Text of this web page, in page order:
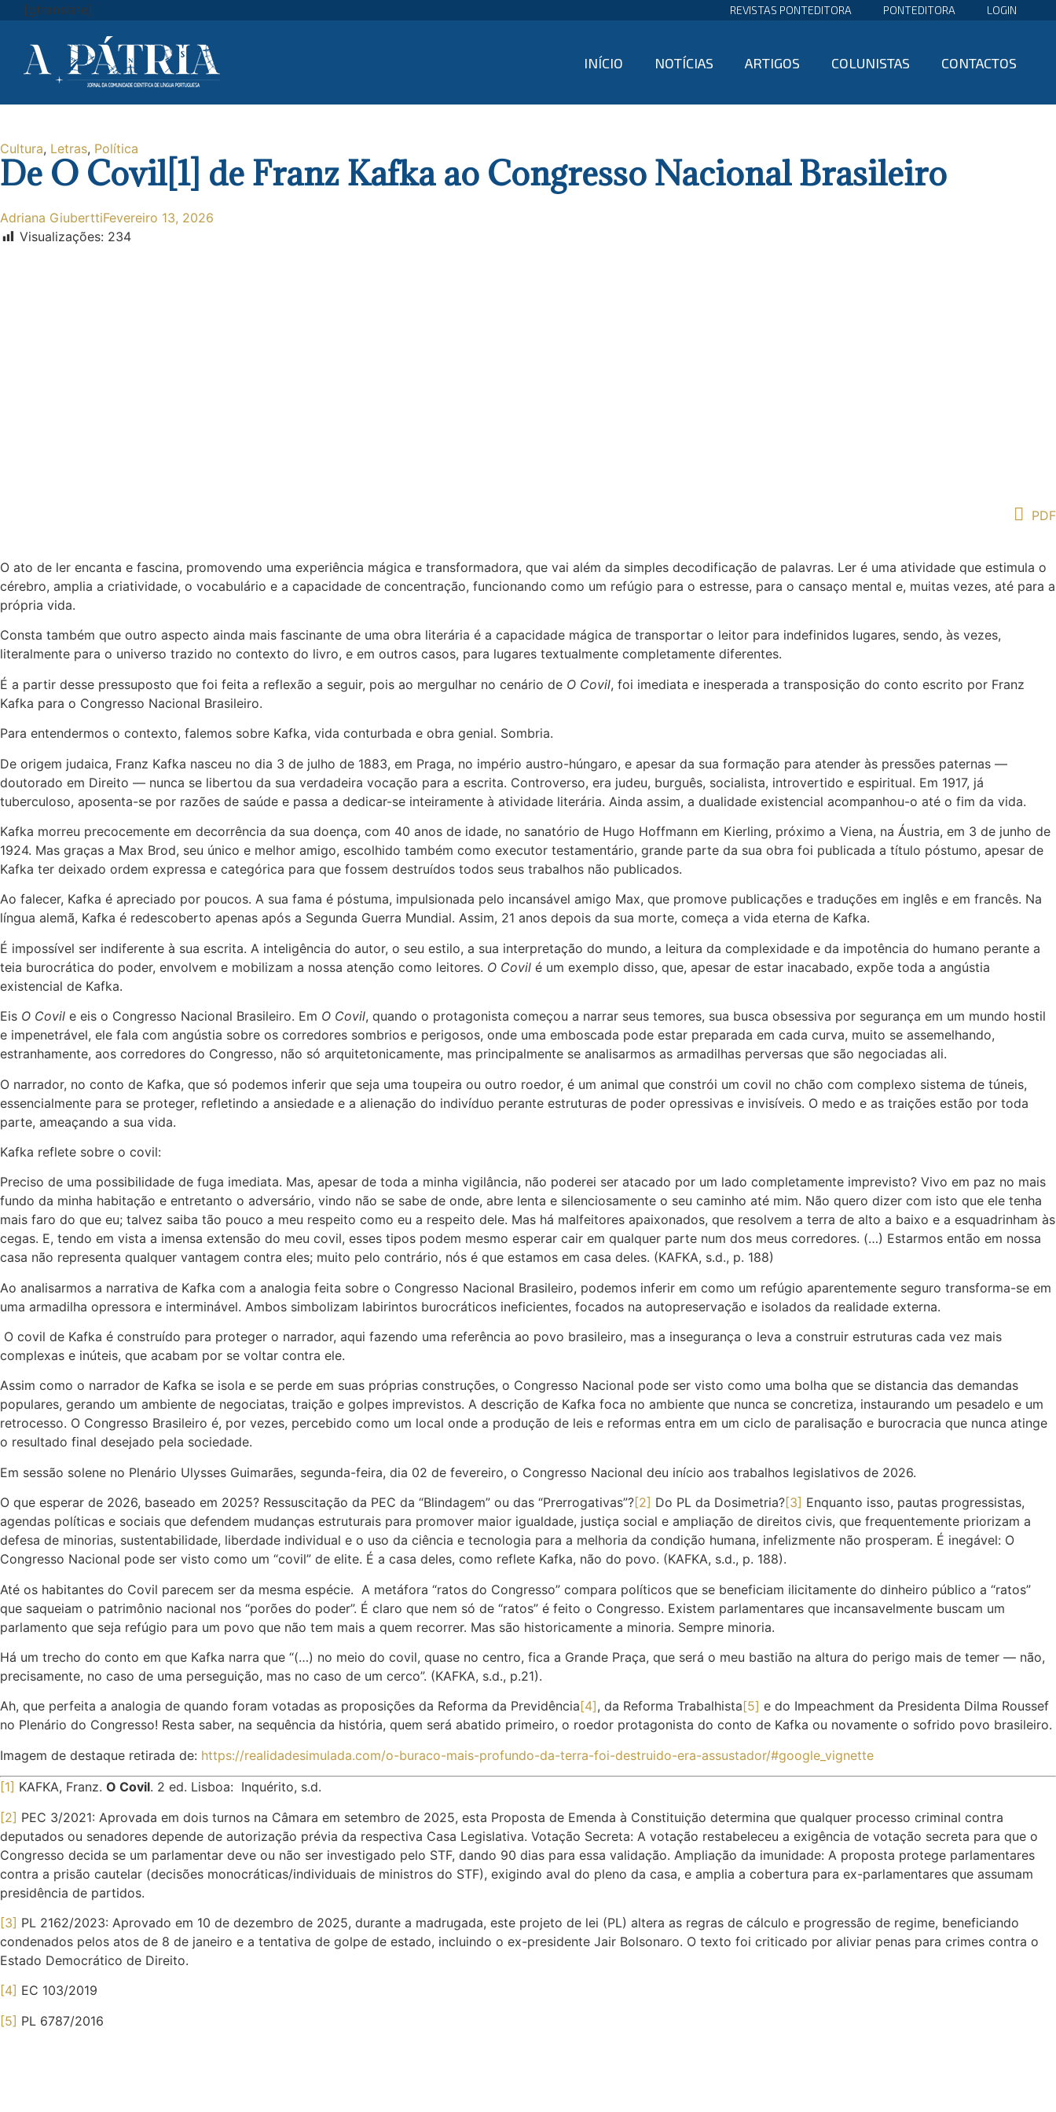
[gtranslate] REVISTAS PONTEDITORA PONTEDITORA LOGIN
INÍCIO NOTÍCIAS ARTIGOS COLUNISTAS CONTACTOS
Cultura, Letras, Política
De O Covil[1] de Franz Kafka ao Congresso Nacional Brasileiro
Adriana GiuberttiFevereiro 13, 2026
Visualizações: 234
PDF
O ato de ler encanta e fascina, promovendo uma experiência mágica e transformadora, que vai além da simples decodificação de palavras. Ler é uma atividade que estimula o
cérebro, amplia a criatividade, o vocabulário e a capacidade de concentração, funcionando como um refúgio para o estresse, para o cansaço mental e, muitas vezes, até para a
própria vida.
Consta também que outro aspecto ainda mais fascinante de uma obra literária é a capacidade mágica de transportar o leitor para indefinidos lugares, sendo, às vezes,
literalmente para o universo trazido no contexto do livro, e em outros casos, para lugares textualmente completamente diferentes.
É a partir desse pressuposto que foi feita a reflexão a seguir, pois ao mergulhar no cenário de O Covil, foi imediata e inesperada a transposição do conto escrito por Franz
Kafka para o Congresso Nacional Brasileiro.
Para entendermos o contexto, falemos sobre Kafka, vida conturbada e obra genial. Sombria.
De origem judaica, Franz Kafka nasceu no dia 3 de julho de 1883, em Praga, no império austro-húngaro, e apesar da sua formação para atender às pressões paternas —
doutorado em Direito — nunca se libertou da sua verdadeira vocação para a escrita. Controverso, era judeu, burguês, socialista, introvertido e espiritual. Em 1917, já
tuberculoso, aposenta-se por razões de saúde e passa a dedicar-se inteiramente à atividade literária. Ainda assim, a dualidade existencial acompanhou-o até o fim da vida.
Kafka morreu precocemente em decorrência da sua doença, com 40 anos de idade, no sanatório de Hugo Hoffmann em Kierling, próximo a Viena, na Áustria, em 3 de junho de
1924. Mas graças a Max Brod, seu único e melhor amigo, escolhido também como executor testamentário, grande parte da sua obra foi publicada a título póstumo, apesar de
Kafka ter deixado ordem expressa e categórica para que fossem destruídos todos seus trabalhos não publicados.
Ao falecer, Kafka é apreciado por poucos. A sua fama é póstuma, impulsionada pelo incansável amigo Max, que promove publicações e traduções em inglês e em francês. Na
língua alemã, Kafka é redescoberto apenas após a Segunda Guerra Mundial. Assim, 21 anos depois da sua morte, começa a vida eterna de Kafka.
É impossível ser indiferente à sua escrita. A inteligência do autor, o seu estilo, a sua interpretação do mundo, a leitura da complexidade e da impotência do humano perante a
teia burocrática do poder, envolvem e mobilizam a nossa atenção como leitores. O Covil é um exemplo disso, que, apesar de estar inacabado, expõe toda a angústia
existencial de Kafka.
Eis O Covil e eis o Congresso Nacional Brasileiro. Em O Covil, quando o protagonista começou a narrar seus temores, sua busca obsessiva por segurança em um mundo hostil
e impenetrável, ele fala com angústia sobre os corredores sombrios e perigosos, onde uma emboscada pode estar preparada em cada curva, muito se assemelhando,
estranhamente, aos corredores do Congresso, não só arquitetonicamente, mas principalmente se analisarmos as armadilhas perversas que são negociadas ali.
O narrador, no conto de Kafka, que só podemos inferir que seja uma toupeira ou outro roedor, é um animal que constrói um covil no chão com complexo sistema de túneis,
essencialmente para se proteger, refletindo a ansiedade e a alienação do indivíduo perante estruturas de poder opressivas e invisíveis. O medo e as traições estão por toda
parte, ameaçando a sua vida.
Kafka reflete sobre o covil:
Preciso de uma possibilidade de fuga imediata. Mas, apesar de toda a minha vigilância, não poderei ser atacado por um lado completamente imprevisto? Vivo em paz no mais
fundo da minha habitação e entretanto o adversário, vindo não se sabe de onde, abre lenta e silenciosamente o seu caminho até mim. Não quero dizer com isto que ele tenha
mais faro do que eu; talvez saiba tão pouco a meu respeito como eu a respeito dele. Mas há malfeitores apaixonados, que resolvem a terra de alto a baixo e a esquadrinham às
cegas. E, tendo em vista a imensa extensão do meu covil, esses tipos podem mesmo esperar cair em qualquer parte num dos meus corredores. (…) Estarmos então em nossa
casa não representa qualquer vantagem contra eles; muito pelo contrário, nós é que estamos em casa deles. (KAFKA, s.d., p. 188)
Ao analisarmos a narrativa de Kafka com a analogia feita sobre o Congresso Nacional Brasileiro, podemos inferir em como um refúgio aparentemente seguro transforma-se em
uma armadilha opressora e interminável. Ambos simbolizam labirintos burocráticos ineficientes, focados na autopreservação e isolados da realidade externa.
O covil de Kafka é construído para proteger o narrador, aqui fazendo uma referência ao povo brasileiro, mas a insegurança o leva a construir estruturas cada vez mais
complexas e inúteis, que acabam por se voltar contra ele.
Assim como o narrador de Kafka se isola e se perde em suas próprias construções, o Congresso Nacional pode ser visto como uma bolha que se distancia das demandas
populares, gerando um ambiente de negociatas, traição e golpes imprevistos. A descrição de Kafka foca no ambiente que nunca se concretiza, instaurando um pesadelo e um
retrocesso. O Congresso Brasileiro é, por vezes, percebido como um local onde a produção de leis e reformas entra em um ciclo de paralisação e burocracia que nunca atinge
o resultado final desejado pela sociedade.
Em sessão solene no Plenário Ulysses Guimarães, segunda-feira, dia 02 de fevereiro, o Congresso Nacional deu início aos trabalhos legislativos de 2026.
O que esperar de 2026, baseado em 2025? Ressuscitação da PEC da “Blindagem” ou das “Prerrogativas”?[2] Do PL da Dosimetria?[3] Enquanto isso, pautas progressistas,
agendas políticas e sociais que defendem mudanças estruturais para promover maior igualdade, justiça social e ampliação de direitos civis, que frequentemente priorizam a
defesa de minorias, sustentabilidade, liberdade individual e o uso da ciência e tecnologia para a melhoria da condição humana, infelizmente não prosperam. É inegável: O
Congresso Nacional pode ser visto como um “covil” de elite. É a casa deles, como reflete Kafka, não do povo. (KAFKA, s.d., p. 188).
Até os habitantes do Covil parecem ser da mesma espécie. A metáfora “ratos do Congresso” compara políticos que se beneficiam ilicitamente do dinheiro público a “ratos”
que saqueiam o patrimônio nacional nos “porões do poder”. É claro que nem só de “ratos” é feito o Congresso. Existem parlamentares que incansavelmente buscam um
parlamento que seja refúgio para um povo que não tem mais a quem recorrer. Mas são historicamente a minoria. Sempre minoria.
Há um trecho do conto em que Kafka narra que “(…) no meio do covil, quase no centro, fica a Grande Praça, que será o meu bastião na altura do perigo mais de temer — não,
precisamente, no caso de uma perseguição, mas no caso de um cerco”. (KAFKA, s.d., p.21).
Ah, que perfeita a analogia de quando foram votadas as proposições da Reforma da Previdência[4], da Reforma Trabalhista[5] e do Impeachment da Presidenta Dilma Roussef
no Plenário do Congresso! Resta saber, na sequência da história, quem será abatido primeiro, o roedor protagonista do conto de Kafka ou novamente o sofrido povo brasileiro.
Imagem de destaque retirada de: https://realidadesimulada.com/o-buraco-mais-profundo-da-terra-foi-destruido-era-assustador/#google_vignette
[1] KAFKA, Franz. O Covil. 2 ed. Lisboa: Inquérito, s.d.
[2] PEC 3/2021: Aprovada em dois turnos na Câmara em setembro de 2025, esta Proposta de Emenda à Constituição determina que qualquer processo criminal contra
deputados ou senadores depende de autorização prévia da respectiva Casa Legislativa. Votação Secreta: A votação restabeleceu a exigência de votação secreta para que o
Congresso decida se um parlamentar deve ou não ser investigado pelo STF, dando 90 dias para essa validação. Ampliação da imunidade: A proposta protege parlamentares
contra a prisão cautelar (decisões monocráticas/individuais de ministros do STF), exigindo aval do pleno da casa, e amplia a cobertura para ex-parlamentares que assumam
presidência de partidos.
[3] PL 2162/2023: Aprovado em 10 de dezembro de 2025, durante a madrugada, este projeto de lei (PL) altera as regras de cálculo e progressão de regime, beneficiando
condenados pelos atos de 8 de janeiro e a tentativa de golpe de estado, incluindo o ex-presidente Jair Bolsonaro. O texto foi criticado por aliviar penas para crimes contra o
Estado Democrático de Direito.
[4] EC 103/2019
[5] PL 6787/2016